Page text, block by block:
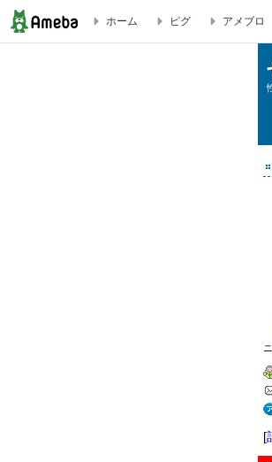
ホーム ピグ アメブロ
[